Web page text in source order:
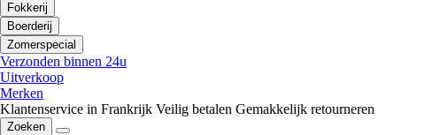
Fokkerij
Boerderij
Zomerspecial
Verzonden binnen 24u
Uitverkoop
Merken
Klantenservice in Frankrijk Veilig betalen Gemakkelijk retourneren
Zoeken